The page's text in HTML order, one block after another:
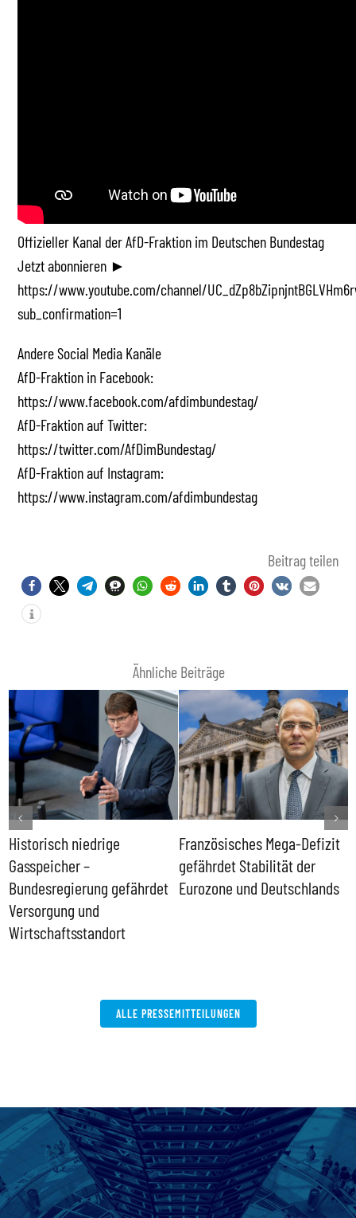
Offizieller Kanal der AfD-Fraktion im Deutschen Bundestag
Jetzt abonnieren ►
https://www.youtube.com/channel/
sub_confirmation=1
Andere Social Media Kanäle
AfD-Fraktion in Facebook:
https://www.facebook.com/afdimbundestag/
AfD-Fraktion auf Twitter:
https://twitter.com/AfDimBundestag/
AfD-Fraktion auf Instagram:
https://www.instagram.com/afdimbundestag
Beitrag teilen
Ähnliche Beiträge
Historisch niedrige
Gasspeicher –
Bundesregierung gefährdet
Versorgung und
Wirtschaftsstandort
Französisches Mega-Defizit
gefährdet Stabilität der
Eurozone und Deutschlands
ALLE PRESSEMITTEILUNGEN